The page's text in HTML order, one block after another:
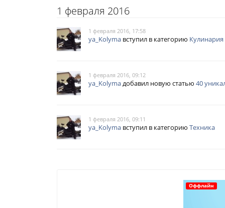
1 февраля 2016
1 февраля 2016, 17:58
ya_Kolyma вступил в категорию Кулинария
1 февраля 2016, 09:12
ya_Kolymaдобавил новую статью 40
1 февраля 2016, 09:11
ya_Kolyma вступил в категорию Техника
Оффлайн